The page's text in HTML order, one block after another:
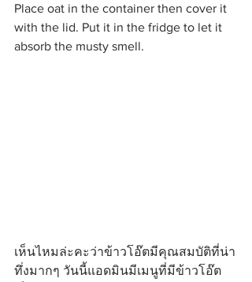
Place oat in the container then cover it
with the lid. Put it in the fridge to let it
absorb the musty smell.
เห็นไหมล่ะคะว่าข้าวโอ๊ตมีคุณสมบัติที่น่า
ทึ่งมากๆ วันนี้แอดมินมีเมนูที่มีข้าวโอ๊ต